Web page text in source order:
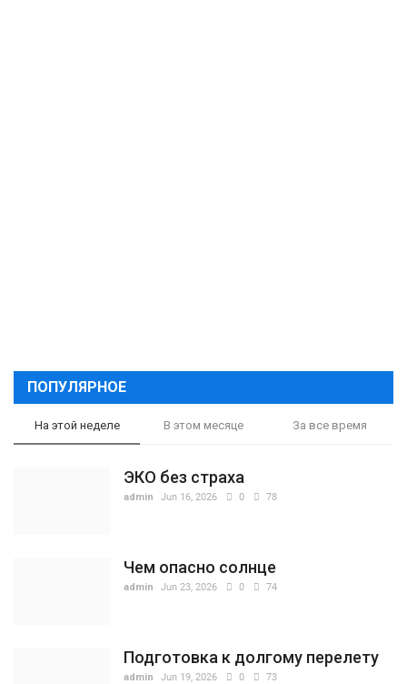
ПОПУЛЯРНОЕ
На этой неделе В этом месяце За все время
ЭКО без страха
admin Jun 16, 2026 0 78
Чем опасно солнце
admin Jun 23, 2026 0 74
Подготовка к долгому перелету
admin Jun 19, 2026 0 73